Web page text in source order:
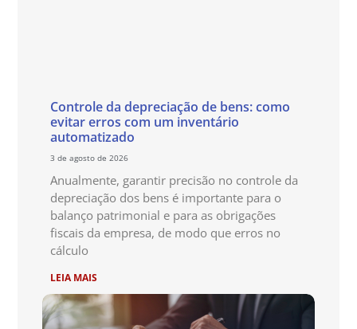
Controle da depreciação de bens: como
evitar erros com um inventário
automatizado
3 de agosto de 2026
Anualmente, garantir precisão no controle da
depreciação dos bens é importante para o
balanço patrimonial e para as obrigações
fiscais da empresa, de modo que erros no
cálculo
LEIA MAIS